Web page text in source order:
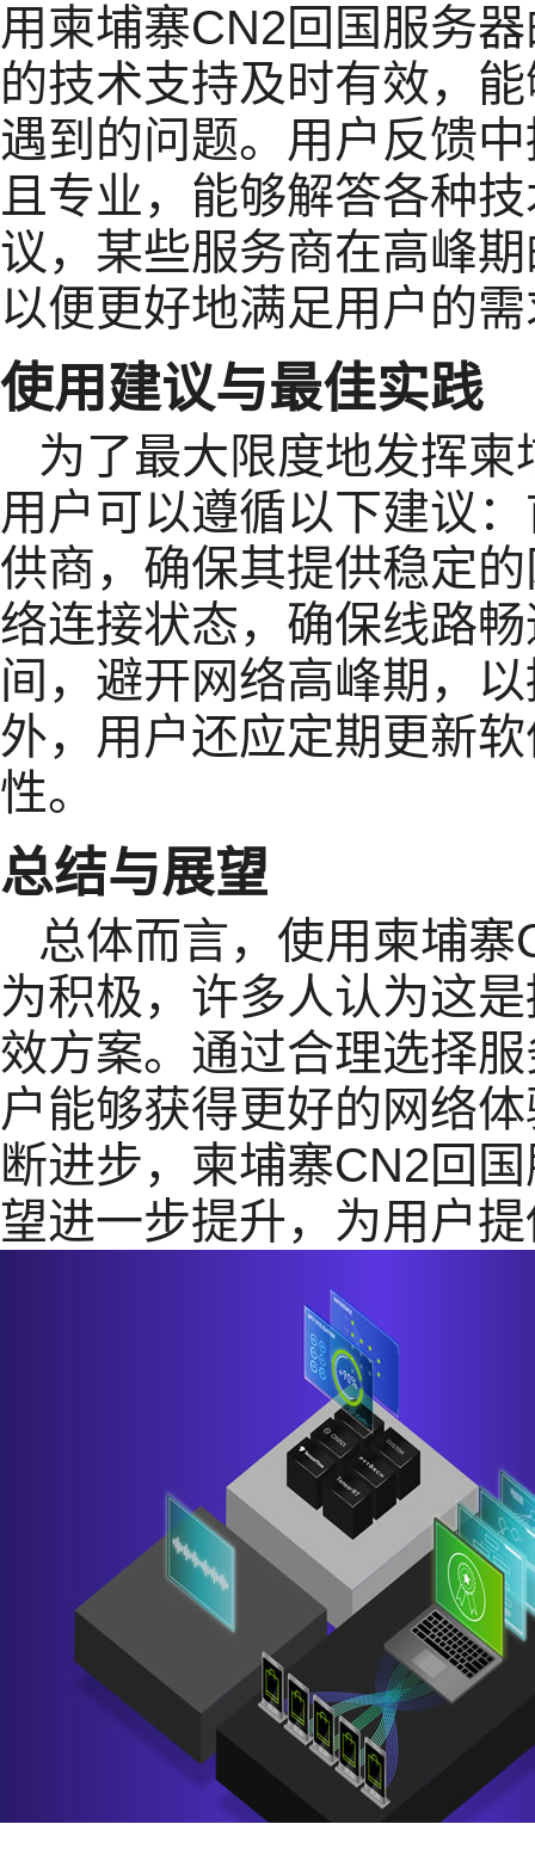
用柬埔寨CN2回国服务
的技术支持及时有效，
遇到的问题。用户反馈
且专业，能够解答各种
议，某些服务商在高峰
以便更好地满足用户的
使用建议与最佳实践
为了最大限度地发挥
用户可以遵循以下建议
供商，确保其提供稳定
络连接状态，确保线路
间，避开网络高峰期，
外，用户还应定期更新
性。
总结与展望
总体而言，使用柬埔
为积极，许多人认为这
效方案。通过合理选择
户能够获得更好的网络
断进步，柬埔寨CN2回
望进一步提升，为用户